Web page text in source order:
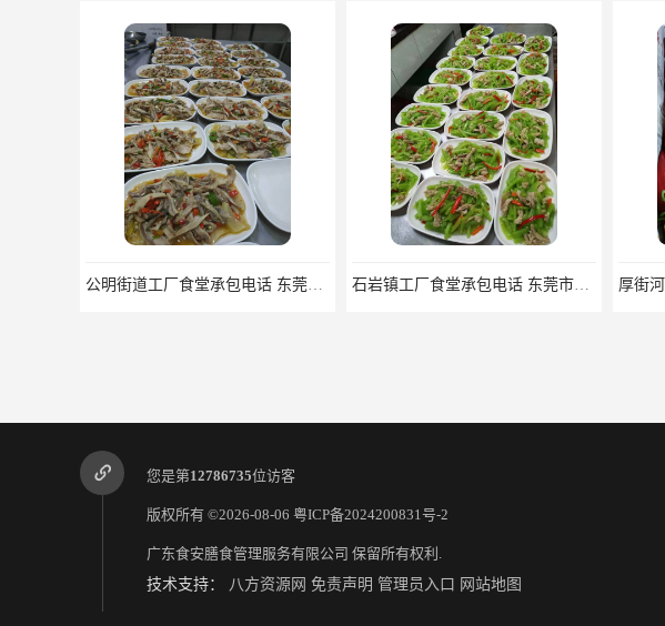
公明街道工厂食堂承包电话 东莞市食安膳食管理服务有限公司 石岩镇工厂食堂承包电话 东莞市食安膳食管理服务有限公司
中堂镇农副产品配送电话 一站式食材配送_新鲜安全快捷
您是第12786735位访客
版权所有 ©2026-08-06 粤ICP备2024200831号-2
广东食安膳食管理服务有限公司 保留所有权利.
技术支持： 八方资源网 免责声明 管理员入口 网站地图